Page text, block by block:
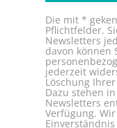
Die mit *
Pflichtfelder.
Newsletters
davon können
jederzeit
Löschung
Dazu stehen
Newsletters
Verfügung.